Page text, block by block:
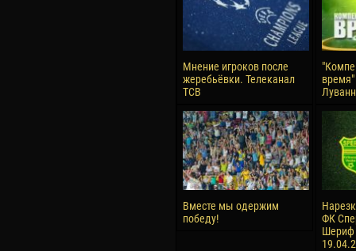
Мнение игроков после
жеребьёвки. Телеканал
ТСВ
время"
Вместе мы одержим
победу!
ФК
Шериф